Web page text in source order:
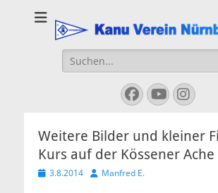
Suchen
nach:
Facebook
YouTube
Weitere Bilder und kleiner
Kurs auf der Kössener Ache
Veröffentlicht
3.8.2014 AutorManfred E.